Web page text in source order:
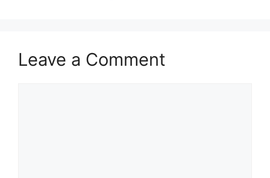
Leave a Comment